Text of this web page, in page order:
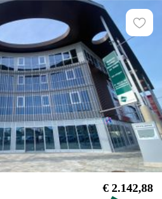
€ 2.142,88